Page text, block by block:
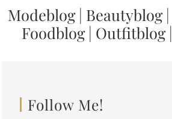
Modeblog| Beautyblog|
Foodblog| Outfitblog|
Follow Me!